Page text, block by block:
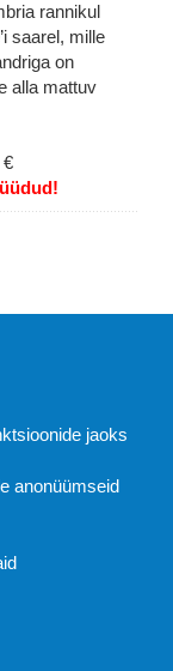
rannikul
saarel, mille
on
alla mattuv
€
2020
Tallinn
jaoks
anonüümseid